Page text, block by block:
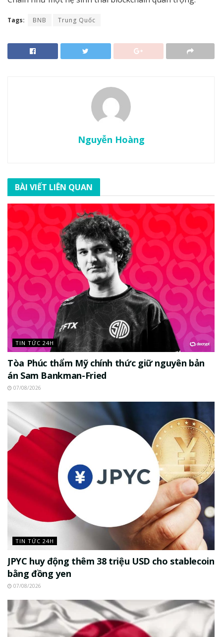
Tags: BNB Trung Quốc
Nguyễn Hoàng
BÀI VIẾT LIÊN QUAN
TIN TỨC 24H
Tòa Phúc thẩm Mỹ chính thức giữ nguyên bản
án Sam Bankman-Fried
07/08/2026
TIN TỨC 24H
JPYC huy động thêm 38 triệu USD cho stablecoin
bằng đồng yen
07/08/2026